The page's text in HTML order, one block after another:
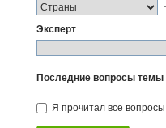
Эксперт
Последние вопросы темы
Я прочитал все